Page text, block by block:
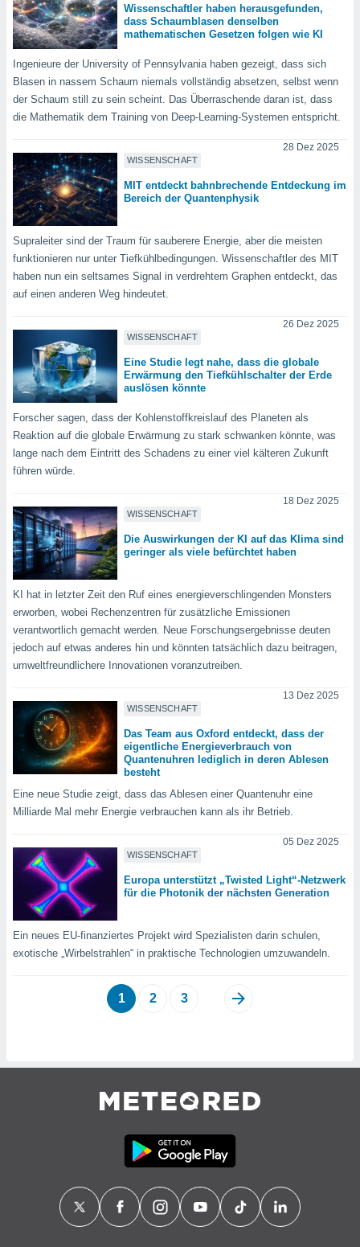
Inhalte,
und der
von
von
1199
Wissenschaftler haben herausgefunden,
dass Schaumblasen denselben
mathematischen Gesetzen folgen wie KI
Ingenieure der University of Pennsylvania haben gezeigt, dass sich
Blasen in nassem Schaum niemals vollständig absetzen, selbst wenn
der Schaum still zu sein scheint. Das Überraschende daran ist, dass
die Mathematik dem Training von Deep-Learning-Systemen entspricht.
WISSENSCHAFT
28 Dez 2025
MIT entdeckt bahnbrechende Entdeckung im
Bereich der Quantenphysik
Supraleiter sind der Traum für sauberere Energie, aber die meisten
funktionieren nur unter Tiefkühlbedingungen. Wissenschaftler des MIT
haben nun ein seltsames Signal in verdrehtem Graphen entdeckt, das
auf einen anderen Weg hindeutet.
WISSENSCHAFT
26 Dez 2025
Eine Studie legt nahe, dass die globale
Erwärmung den Tiefkühlschalter der Erde
auslösen könnte
Forscher sagen, dass der Kohlenstoffkreislauf des Planeten als
Reaktion auf die globale Erwärmung zu stark schwanken könnte, was
lange nach dem Eintritt des Schadens zu einer viel kälteren Zukunft
führen würde.
WISSENSCHAFT
18 Dez 2025
Die Auswirkungen der KI auf das Klima sind
geringer als viele befürchtet haben
KI hat in letzter Zeit den Ruf eines energieverschlingenden Monsters
erworben, wobei Rechenzentren für zusätzliche Emissionen
verantwortlich gemacht werden. Neue Forschungsergebnisse deuten
jedoch auf etwas anderes hin und könnten tatsächlich dazu beitragen,
umweltfreundlichere Innovationen voranzutreiben.
WISSENSCHAFT
13 Dez 2025
Das Team aus Oxford entdeckt, dass der
eigentliche Energieverbrauch von
Quantenuhren lediglich in deren Ablesen
besteht
Eine neue Studie zeigt, dass das Ablesen einer Quantenuhr eine
Milliarde Mal mehr Energie verbrauchen kann als ihr Betrieb.
WISSENSCHAFT
05 Dez 2025
Europa unterstützt „Twisted Light“-Netzwerk
für die Photonik der nächsten Generation
Ein neues EU-finanziertes Projekt wird Spezialisten darin schulen,
exotische „Wirbelstrahlen“ in praktische Technologien umzuwandeln.
1 2 3